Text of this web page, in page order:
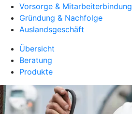
Vorsorge & Mitarbeiterbindung
Gründung & Nachfolge
Auslandsgeschäft
Übersicht
Beratung
Produkte